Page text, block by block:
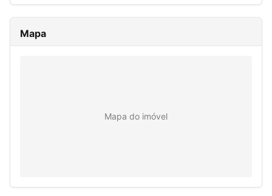
Mapa
Mapa do imóvel